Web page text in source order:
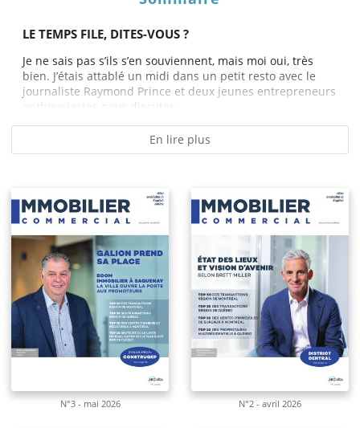
LE TEMPS FILE, DITES-VOUS ?
Je ne sais pas s’ils s’en souviennent, mais moi oui, très
bien. J’étais attablé un midi dans un petit resto avec le
journaliste Raymond Prince et deux jeunes entrepreneurs
enthousiastes pour discuter...
En lire plus
N°3 - mai 2026 N°2 - avril 2026